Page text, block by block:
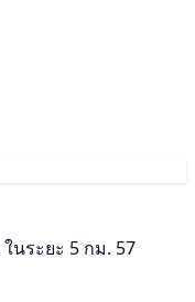
ในระยะ 5 กม. 57